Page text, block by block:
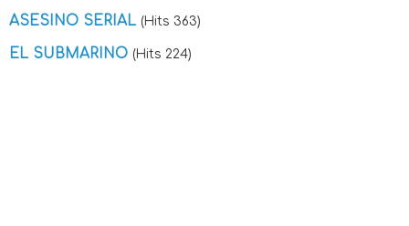
ASESINO SERIAL (Hits 363)
EL SUBMARINO (Hits 224)